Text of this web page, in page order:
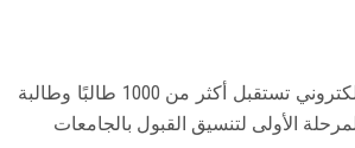
معامل التنسيق الإلكتروني تستقبل أكثر من 1000 طالبًا وطالبة
الأولى لتنسيق القبول بالجامعات